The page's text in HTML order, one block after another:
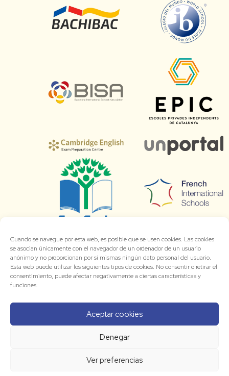
Cuando se navegue por esta web, es posible que se usen cookies. Las cookies
se asocian únicamente con el navegador de un ordenador de un usuario
anónimo y no proporcionan por sí mismas ningún dato personal del usuario.
Esta web puede utilizar los siguientes tipos de cookies. No consentir o retirar el
consentimiento, puede afectar negativamente a ciertas características y
funciones.
Aceptar cookies
Denegar
Ver preferencias